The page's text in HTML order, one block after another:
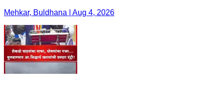
Mehkar, Buldhana | Aug 4, 2026